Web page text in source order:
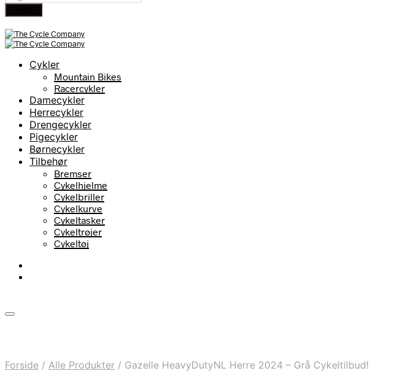
Cykler
Mountain Bikes
Racercykler
Damecykler
Herrecykler
Drengecykler
Pigecykler
Børnecykler
Tilbehør
Bremser
Cykelhjelme
Cykelbriller
Cykelkurve
Cykeltasker
Cykeltrøjer
Cykeltøj
Forside / Alle Produkter / Gazelle HeavyDutyNL Herre 2024 – Grå Cykeltilbud!